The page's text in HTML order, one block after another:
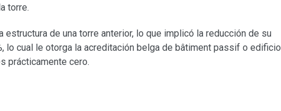
torre.
estructura de una torre anterior, lo que implicó la reducción de su
lo cual le otorga la acreditación belga de bâtiment passif o edificio
prácticamente cero.